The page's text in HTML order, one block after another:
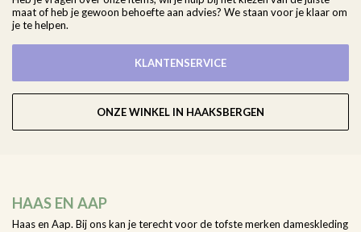
maat of heb je gewoon behoefte aan advies? We staan voor je klaar om
je te helpen.
KLANTENSERVICE
ONZE WINKEL IN HAAKSBERGEN
HAAS EN AAP
Haas en Aap. Bij ons kan je terecht voor de tofste merken dameskleding